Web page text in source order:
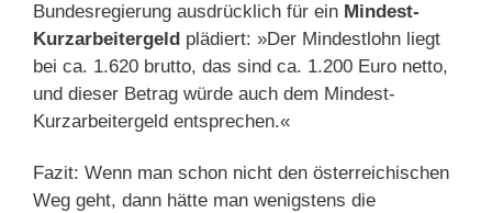
Bundesregierung ausdrücklich für ein Mindest-
Kurzarbeitergeld plädiert: »Der Mindestlohn liegt
bei ca. 1.620 brutto, das sind ca. 1.200 Euro netto,
und dieser Betrag würde auch dem Mindest-
Kurzarbeitergeld entsprechen.«
Fazit: Wenn man schon nicht den österreichischen
Weg geht, dann hätte man wenigstens die